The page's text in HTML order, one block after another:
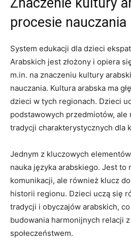
procesie nauczania
System edukacji ⁣dla dzieci
Arabskich ⁢jest złożony i opiera
m.in. na znaczeniu kultury
nauczania. Kultura arabska ma
dzieci w tych regionach. Dzieci
podstawowych przedmiotów,⁤
tradycji charakterystycznych dla
Jednym z kluczowych
nauka języka arabskiego.‍ Jest to
komunikacji, ‍ale również klucz
historii ​regionu. Dzieci uczą się
tradycji i obyczajów arabskich,
budowania harmonijnych relacji
społeczeństwem.